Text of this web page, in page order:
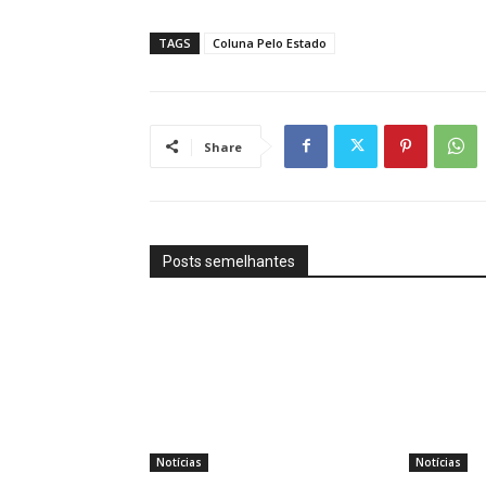
TAGS Coluna Pelo Estado
Share
Posts semelhantes
Notícias Notícias